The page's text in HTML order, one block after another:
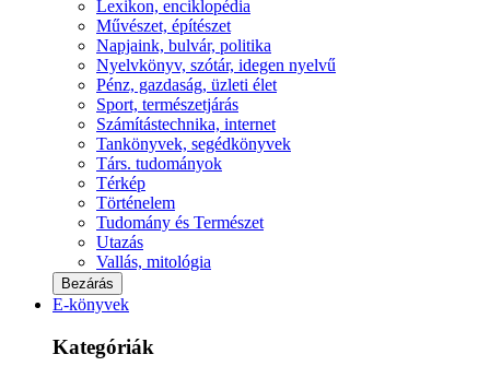
Lexikon, enciklopédia
Művészet, építészet
Napjaink, bulvár, politika
Nyelvkönyv, szótár, idegen nyelvű
Pénz, gazdaság, üzleti élet
Sport, természetjárás
Számítástechnika, internet
Tankönyvek, segédkönyvek
Társ. tudományok
Térkép
Történelem
Tudomány és Természet
Utazás
Vallás, mitológia
Bezárás
E-könyvek
Kategóriák